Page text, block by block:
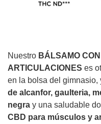
Nuestro BÁLSAMO
ARTICULACIONES es
en la bolsa del gimnasio,
de alcanfor, gaulteria,
negra y una saludable
CBD para músculos y